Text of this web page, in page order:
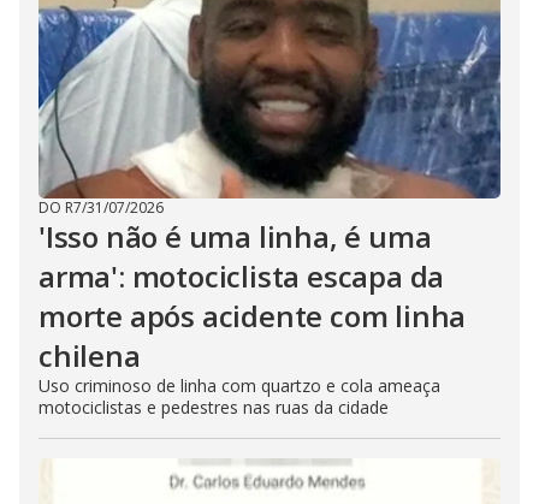
DO R7/31/07/2026
'Isso não é uma linha, é uma
arma': motociclista escapa da
morte após acidente com linha
chilena
Uso criminoso de linha com quartzo e cola ameaça
motociclistas e pedestres nas ruas da cidade